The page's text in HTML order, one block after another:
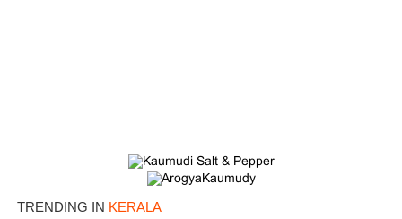
TRENDING IN KERALA